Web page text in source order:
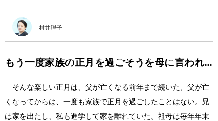
村井理子
もう一度家族の正月を過ごそうを母に言われ…
そんな楽しい正月は、父が亡くなる前年まで続いた。父が亡
くなってからは、一度も家族で正月を過ごしたことはない。兄
は家を出たし、私も進学して家を離れていた。祖母は毎年年末